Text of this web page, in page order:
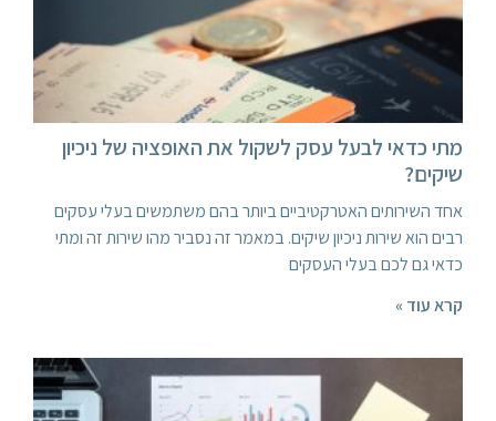
מתי כדאי לבעל עסק לשקול את האופציה של ניכיון
שיקים?
אחד השירותים האטרקטיביים ביותר בהם משתמשים בעלי עסקים
רבים הוא שירות ניכיון שיקים. במאמר זה נסביר מהו שירות זה ומתי
כדאי גם לכם בעלי העסקים
קרא עוד »